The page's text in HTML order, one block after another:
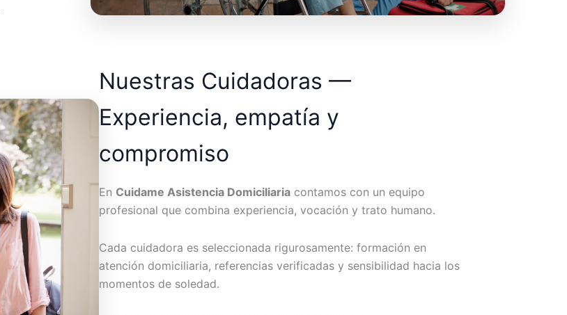
Nuestras Cuidadoras —
Experiencia, empatía y
compromiso
En Cuidame Asistencia Domiciliaria contamos con un equipo
profesional que combina experiencia, vocación y trato humano.
Cada cuidadora es seleccionada rigurosamente: formación en
atención domiciliaria, referencias verificadas y sensibilidad hacia los
momentos de soledad.